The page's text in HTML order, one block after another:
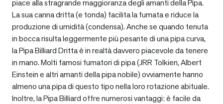
piace alla stragrande maggioranza degli amanti della Pipa.
La sua canna dritta (e tonda) facilita la fumata e riduce la
produzione di umidità (condensa). Anche se quando tenuta
in bocca risulta leggermente più pesante di una pipa curva,
la Pipa Billiard Dritta è in realtà davvero piacevole da tenere
in mano. Molti famosi fumatori di pipa (JRR Tolkien, Albert
Einstein e altri amanti della pipa nobile) ovviamente hanno
almeno una pipa di questo tipo nella loro rotazione abituale.
Inoltre, la Pipa Billiard offre numerosi vantaggi: è facile da